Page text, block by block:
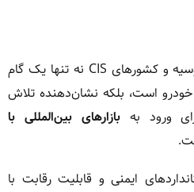
به روسیه و کشورهای CIS نه تنها یک گام
خودرو است، بلکه نشان‌دهنده تلاش
ورود بهبازارهای بین‌المللی با
ایمنی و قابلیت رقابت با